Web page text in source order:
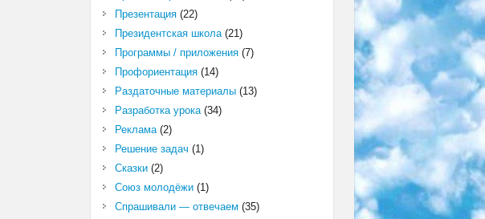
Презентация(22)
Президентская школа(21)
Программы / приложения(7)
Профориентация(14)
Раздаточные материалы(13)
Разработка урока(34)
Реклама(2)
Решение задач (1)
Сказки(2)
Союз молодёжи(1)
Спрашивали — отвечаем (35)